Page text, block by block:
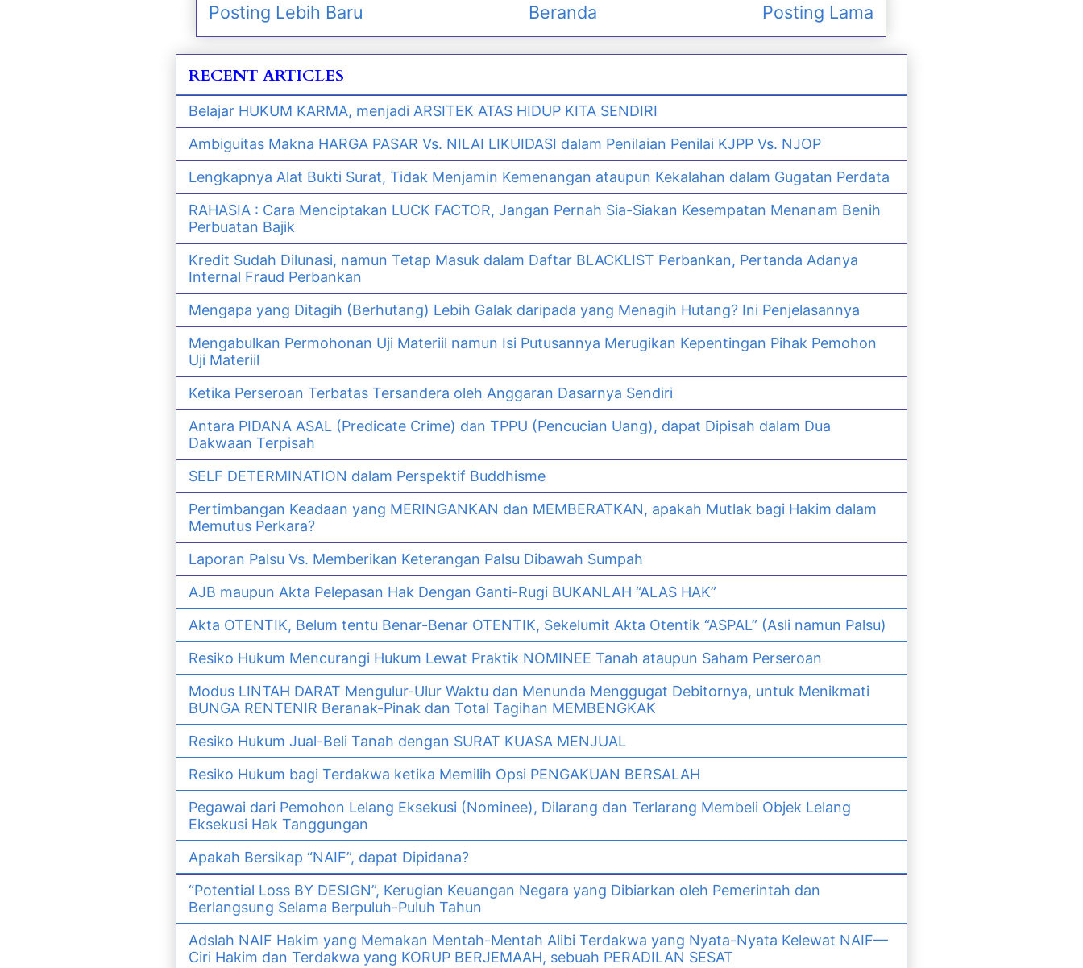
Posting Lebih Baru Posting Lama
Beranda
RECENT ARTICLES
Belajar HUKUM KARMA, menjadi ARSITEK ATAS HIDUP KITA SENDIRI
Ambiguitas Makna HARGA PASAR Vs. NILAI LIKUIDASI dalam Penilaian Penilai KJPP Vs. NJOP
Lengkapnya Alat Bukti Surat, Tidak Menjamin Kemenangan ataupun Kekalahan dalam Gugatan Perdata
RAHASIA : Cara Menciptakan LUCK FACTOR, Jangan Pernah Sia-Siakan Kesempatan Menanam Benih
Perbuatan Bajik
Kredit Sudah Dilunasi, namun Tetap Masuk dalam Daftar BLACKLIST Perbankan, Pertanda Adanya
Internal Fraud Perbankan
Mengapa yang Ditagih (Berhutang) Lebih Galak daripada yang Menagih Hutang? Ini Penjelasannya
Mengabulkan Permohonan Uji Materiil namun Isi Putusannya Merugikan Kepentingan Pihak Pemohon
Uji Materiil
Ketika Perseroan Terbatas Tersandera oleh Anggaran Dasarnya Sendiri
Antara PIDANA ASAL (Predicate Crime) dan TPPU (Pencucian Uang), dapat Dipisah dalam Dua
Dakwaan Terpisah
SELF DETERMINATION dalam Perspektif Buddhisme
Pertimbangan Keadaan yang MERINGANKAN dan MEMBERATKAN, apakah Mutlak bagi Hakim dalam
Memutus Perkara?
Laporan Palsu Vs. Memberikan Keterangan Palsu Dibawah Sumpah
AJB maupun Akta Pelepasan Hak Dengan Ganti-Rugi BUKANLAH “ALAS HAK”
Akta OTENTIK, Belum tentu Benar-Benar OTENTIK, Sekelumit Akta Otentik “ASPAL” (Asli namun Palsu)
Resiko Hukum Mencurangi Hukum Lewat Praktik NOMINEE Tanah ataupun Saham Perseroan
Modus LINTAH DARAT Mengulur-Ulur Waktu dan Menunda Menggugat Debitornya, untuk Menikmati
BUNGA RENTENIR Beranak-Pinak dan Total Tagihan MEMBENGKAK
Resiko Hukum Jual-Beli Tanah dengan SURAT KUASA MENJUAL
Resiko Hukum bagi Terdakwa ketika Memilih Opsi PENGAKUAN BERSALAH
Pegawai dari Pemohon Lelang Eksekusi (Nominee), Dilarang dan Terlarang Membeli Objek Lelang
Eksekusi Hak Tanggungan
Apakah Bersikap “NAIF”, dapat Dipidana?
“Potential Loss BY DESIGN”, Kerugian Keuangan Negara yang Dibiarkan oleh Pemerintah dan
Berlangsung Selama Berpuluh-Puluh Tahun
Adslah NAIF Hakim yang Memakan Mentah-Mentah Alibi Terdakwa yang Nyata-Nyata Kelewat NAIF—
Ciri Hakim dan Terdakwa yang KORUP BERJEMAAH, sebuah PERADILAN SESAT